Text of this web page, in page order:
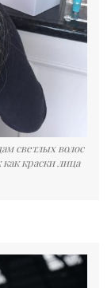
светлых волос
краски лица